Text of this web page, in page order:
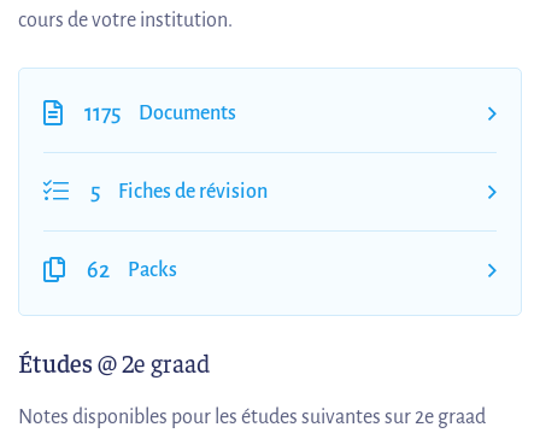
cours de votre institution.
1175 Documents
5 Fiches de révision
62 Packs
Études@ 2e graad
Notes disponibles pour les études suivantes sur 2e graad